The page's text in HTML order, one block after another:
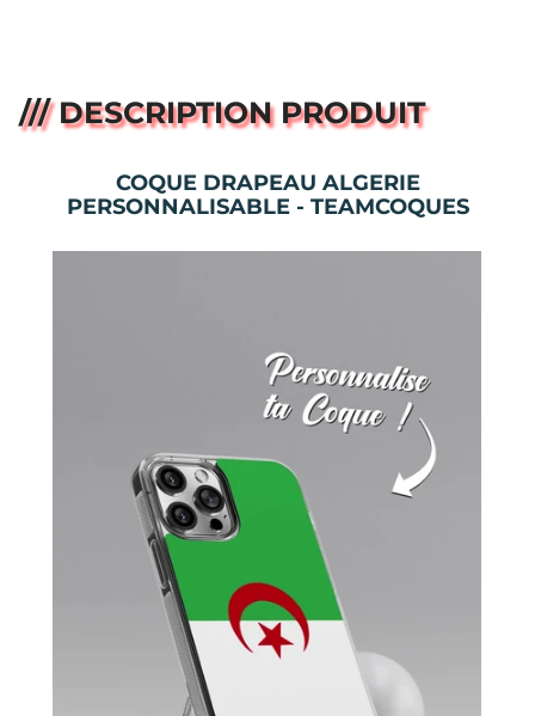
/// DESCRIPTION PRODUIT
COQUE DRAPEAU ALGERIE
PERSONNALISABLE - TEAMCOQUES